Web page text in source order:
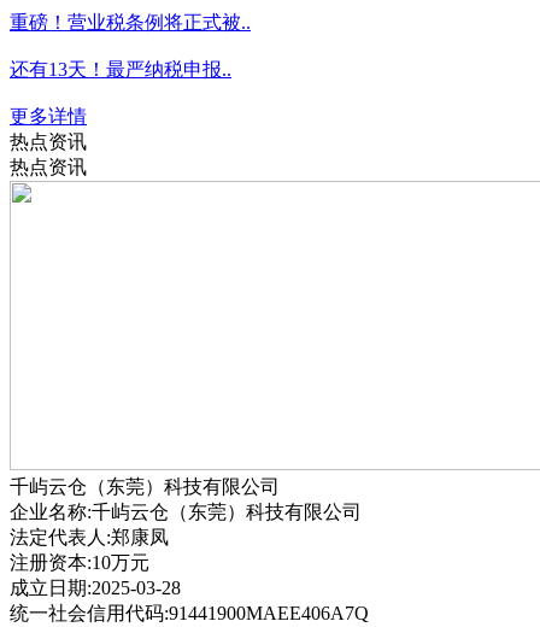
重磅！营业税条例将正式被..
还有13天！最严纳税申报..
更多详情
热点资讯
热点资讯
千屿云仓（东莞）科技有限公司
企业名称:千屿云仓（东莞）科技有限公司
法定代表人:郑康凤
注册资本:10万元
成立日期:2025-03-28
统一社会信用代码:91441900MAEE406A7Q